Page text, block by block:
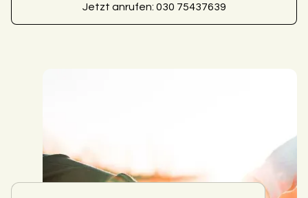
Jetzt anrufen: 030 75437639